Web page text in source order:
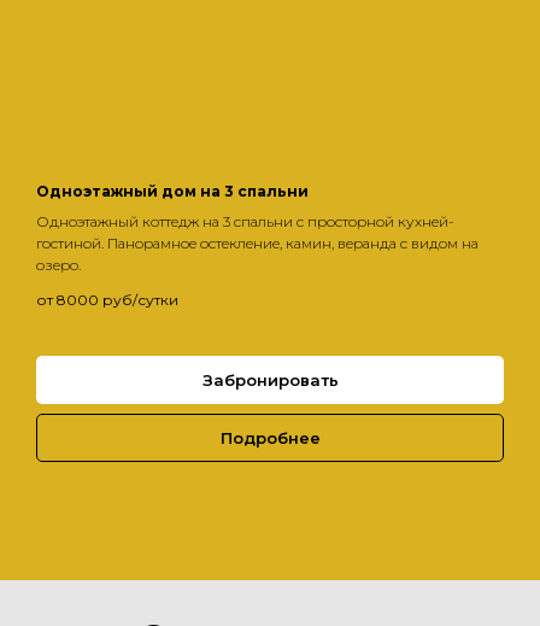
Одноэтажный дом на 3 спальни
Одноэтажный коттедж на 3 спальни с просторной кухней-
гостиной. Панорамное остекление, камин, веранда с видом на
озеро.
от 8000 руб/сутки
Забронировать
Подробнее